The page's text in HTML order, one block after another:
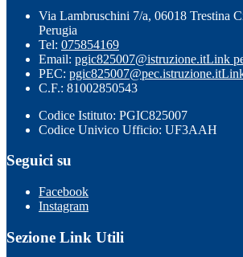
Via Lambruschini 7/a, 06018 Trestina
Perugia
Tel: 075854169
Email: pgic825007@istruzione.itLink
PEC: pgic825007@pec.istruzione.it
C.F.: 81002850543
Codice Istituto: PGIC825007
Codice Univico Ufficio: UF3AAH
Seguici su
Facebook
Instagram
Sezione Link Utili